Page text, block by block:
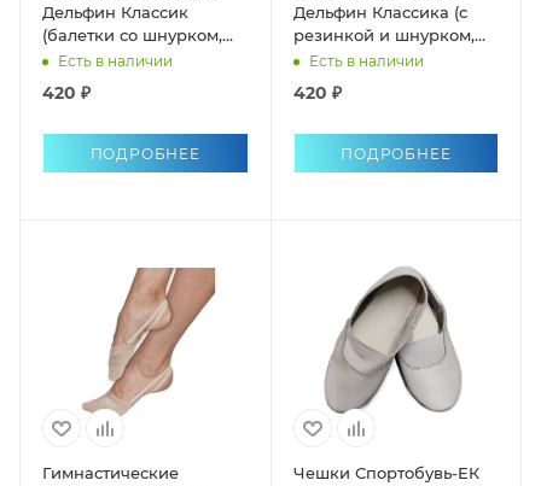
Дельфин Классик
(балетки со шнурком,
раздельная подошва)
Есть в наличии
420 ₽
ПОДРОБНЕЕ
Дельфин Классика (с
резинкой и шнурком,
раздельная подошва)
Есть в наличии
420 ₽
ПОДРОБНЕЕ
Гимнастические
Чешки Спортобувь-ЕК